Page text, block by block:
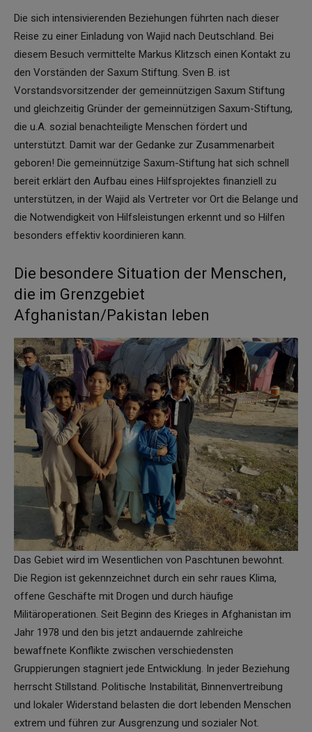
Die sich intensivierenden Beziehungen führten nach dieser
Reise zu einer Einladung von Wajid nach Deutschland. Bei
diesem Besuch vermittelte Markus Klitzsch einen Kontakt zu
den Vorständen der Saxum Stiftung. Sven B. ist
Vorstandsvorsitzender der gemeinnützigen Saxum Stiftung
und gleichzeitig Gründer der gemeinnützigen Saxum-Stiftung,
die u.A. sozial benachteiligte Menschen fördert und
unterstützt. Damit war der Gedanke zur Zusammenarbeit
geboren! Die gemeinnützige Saxum-Stiftung hat sich schnell
bereit erklärt den Aufbau eines Hilfsprojektes finanziell zu
unterstützen, in der Wajid als Vertreter vor Ort die Belange und
die Notwendigkeit von Hilfsleistungen erkennt und so Hilfen
besonders effektiv koordinieren kann.
Die besondere Situation der Menschen,
die im Grenzgebiet
Afghanistan/Pakistan leben
Das Gebiet wird im Wesentlichen von Paschtunen bewohnt.
Die Region ist gekennzeichnet durch ein sehr raues Klima,
offene Geschäfte mit Drogen und durch häufige
Militäroperationen. Seit Beginn des Krieges in Afghanistan im
Jahr 1978 und den bis jetzt andauernde zahlreiche
bewaffnete Konflikte zwischen verschiedensten
Gruppierungen stagniert jede Entwicklung. In jeder Beziehung
herrscht Stillstand. Politische Instabilität, Binnenvertreibung
und lokaler Widerstand belasten die dort lebenden Menschen
extrem und führen zur Ausgrenzung und sozialer Not.